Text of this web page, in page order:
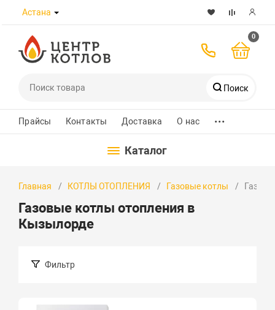
Астана
Поиск
Телефоны
+7 700 580 8223
+7 701 526 30 97
Заказать звонок
0
Прайсы Контакты Доставка О нас ...
Каталог
Главная КОТЛЫ ОТОПЛЕНИЯ Газовые котлы
Газовые котлы отопления в
Кызылорде
Фильтр